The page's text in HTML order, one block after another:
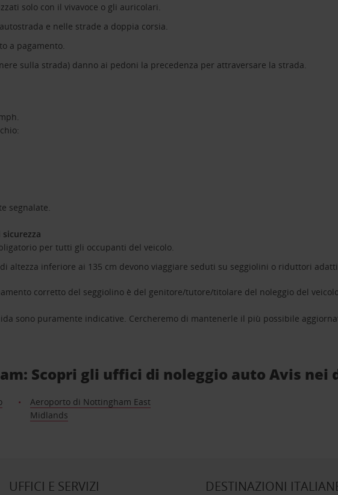
solo con il vivavoce o gli auricolari.
e nelle strade a doppia corsia.
a pagamento.
sulla strada) danno ai pedoni la precedenza per attraversare la strada.
segnalate.
per tutti gli occupanti del veicolo.
altezza inferiore ai 135 cm devono viaggiare seduti su seggiolini o riduttori
corretto del seggiolino è del genitore/tutore/titolare del noleggio del
sono puramente indicative. Cercheremo di mantenerle il più possibile
Scopri gli uffici di noleggio auto Avis nei
Aeroporto di Nottingham East
Midlands
UFFICI E SERVIZI
DESTINAZIONI